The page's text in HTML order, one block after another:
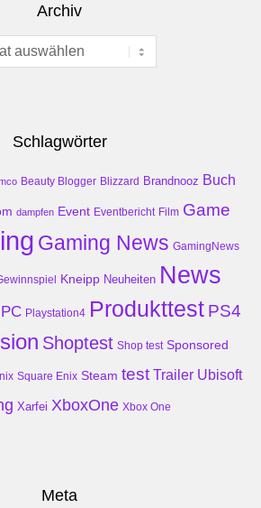
Archiv
Schlagwörter
Beauty Blogger Blizzard Brandnooz Buch
dampfen Event Eventbericht Film Game
Gaming News GamingNews
Kneipp Neuheiten News
PC Playstation4 Produkttest PS4
Shoptest Shop test Sponsored
Square Enix Steam test Trailer Ubisoft
Xarfei XboxOne Xbox One
Meta